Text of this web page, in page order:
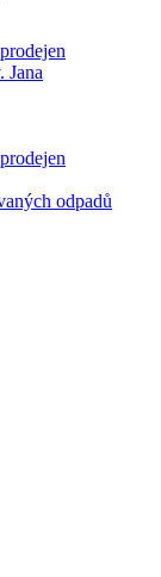
Jana
odpadů